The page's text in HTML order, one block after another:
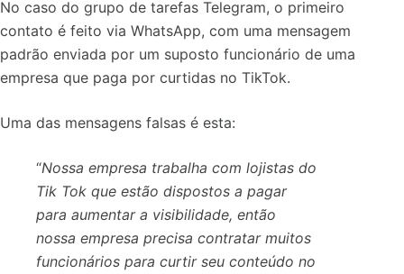
No caso do grupo de tarefas Telegram, o primeiro
contato é feito via WhatsApp, com uma mensagem
padrão enviada por um suposto funcionário de uma
empresa que paga por curtidas no TikTok.
Uma das mensagens falsas é esta:
“Nossa empresa trabalha com lojistas do
Tik Tok que estão dispostos a pagar
para aumentar a visibilidade, então
nossa empresa precisa contratar muitos
funcionários para curtir seu conteúdo no